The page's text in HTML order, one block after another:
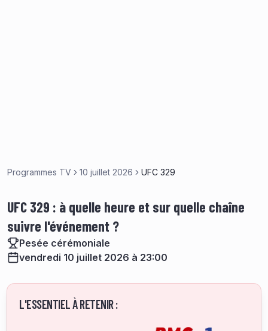
Programmes TV 10 juillet 2026 UFC 329
UFC 329 : à quelle heure et sur quelle chaîne
suivre l'événement ?
Pesée cérémoniale
vendredi 10 juillet 2026 à 23:00
L'ESSENTIEL À RETENIR :